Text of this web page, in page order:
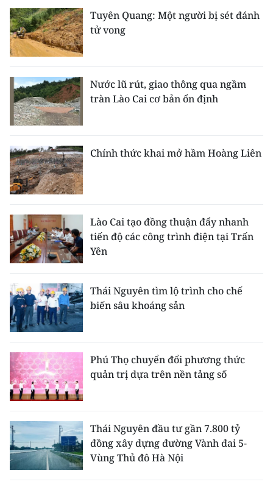
Tuyên Quang: Một người bị sét đánh
tử vong
Nước lũ rút, giao thông qua ngầm
tràn Lào Cai cơ bản ổn định
Chính thức khai mở hầm Hoàng Liên
Lào Cai tạo đồng thuận đẩy nhanh
tiến độ các công trình điện tại Trấn
Yên
Thái Nguyên tìm lộ trình cho chế
biến sâu khoáng sản
Phú Thọ chuyển đổi phương thức
quản trị dựa trên nền tảng số
Thái Nguyên đầu tư gần 7.800 tỷ
đồng xây dựng đường Vành đai 5-
Vùng Thủ đô Hà Nội